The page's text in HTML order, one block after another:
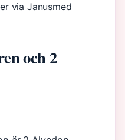
via Janusmed
och 2